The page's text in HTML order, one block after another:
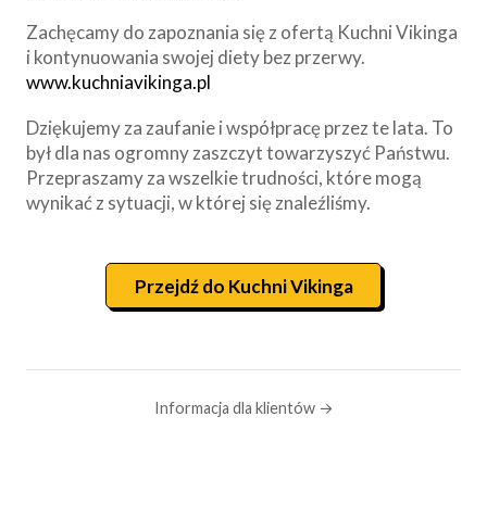
Zachęcamy do zapoznania się z ofertą Kuchni Vikinga
i kontynuowania swojej diety bez przerwy.
www.kuchniavikinga.pl
Dziękujemy za zaufanie i współpracę przez te lata. To
był dla nas ogromny zaszczyt towarzyszyć Państwu.
Przepraszamy za wszelkie trudności, które mogą
wynikać z sytuacji, w której się znaleźliśmy.
Przejdź do Kuchni Vikinga
Informacja dla klientów →